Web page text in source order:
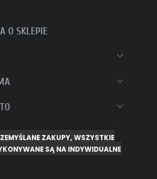
O SKLEPIE



ZAKUPY, WSZYSTKIE
SĄ NA INDYWIDUALNE